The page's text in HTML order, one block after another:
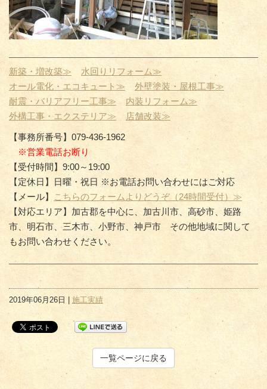
新築・増改築≫
水回りリフォーム≫
オール電化・エコキュート≫
外壁塗装・屋根工事≫
耐震・バリアフリー工事≫
内装リフォーム≫
外構工事・エクステリア≫
店舗改装≫
【事務所番号】079-436-1962
※営業電話お断り
【受付時間】9:00～19:00
【定休日】日曜・祝日 ※お電話お問い合わせにはご対応
【メール】
こちらのフォームよりどうぞ（24時間受付）≫
【対応エリア】加古郡を中心に、加古川市、高砂市、姫路
市、明石市、三木市、小野市、神戸市 その他地域に関して
もお問い合わせください。
2019年06月26日 | 施工実績
一覧ページに戻る